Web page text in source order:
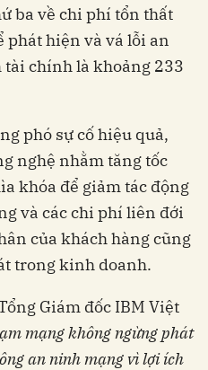
ba về chi phí tổn thất
hiện và vá lỗi an
chính là khoảng 233
phó sự cố hiệu quả,
nghệ nhằm tăng tốc
khóa để giảm tác động
và các chi phí liên đới
của khách hàng cũng
trong kinh doanh.
Giám đốc IBM Việt
mạng không ngừng phát
an ninh mạng vì lợi ích